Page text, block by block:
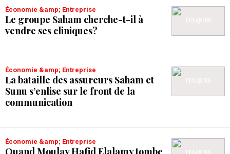
Économie &amp; Entreprise
Le groupe Saham cherche-t-il à
vendre ses cliniques?
Économie &amp; Entreprise
La bataille des assureurs Saham et
Sunu s’enlise sur le front de la
communication
Économie &amp; Entreprise
Quand Moulay Hafid Elalamy tombe